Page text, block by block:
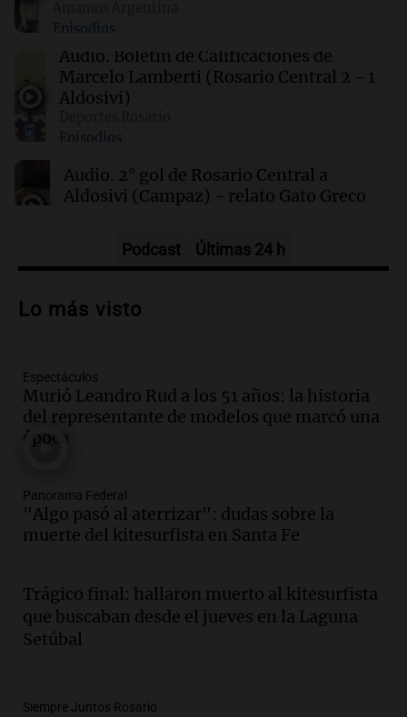
00:27 Clima
Clima en Tucumán: cómo estará el tiempo
este sábado 8 de agosto
Clima en Mendoza: cómo estará el tiempo
Episodios
Audio. Boletín de Calificaciones de
Marcelo Lamberti (Rosario Central 2 - 1
Aldosivi)
Episodios
Audio. 2° gol de Rosario Central a
Aldosivi (Campaz) - relato Gato Greco
Audio.Nuevo desarrollo urbano y casa
en Villa María
Audio.
la Bulaya abrirá sus puertas mañana con
diversas actividades y sorpresas
Panorama Federal
edificios y proyecta una casa del
estudiante con 48 municipios
involucrados
Episodios
Audio.1° gol de Rosario Central a
Aldosivi (Zalazar en contra) - relato
Gato Greco
Audio.Recomendaciones de vino
Podcast Últimas 24 h
Lo más visto
Espectáculos
Murió Leandro Rud a los 51 años: la historia
del representante de modelos que marcó una
época
Panorama Federal
"Algo pasó al aterrizar": dudas sobre la
muerte del kitesurfista en Santa Fe
Trágico final: hallaron muerto al kitesurfista
que buscaban desde el jueves en la Laguna
Setúbal
Siempre Juntos Rosario